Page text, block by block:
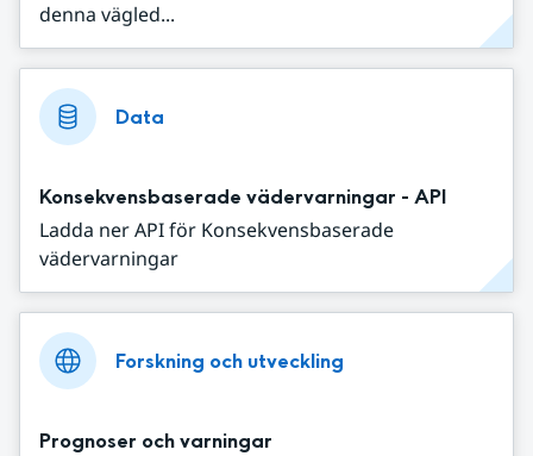
denna vägled...
Data
Konsekvensbaserade vädervarningar - API
Ladda ner API för Konsekvensbaserade
vädervarningar
Forskning och utveckling
Prognoser och varningar